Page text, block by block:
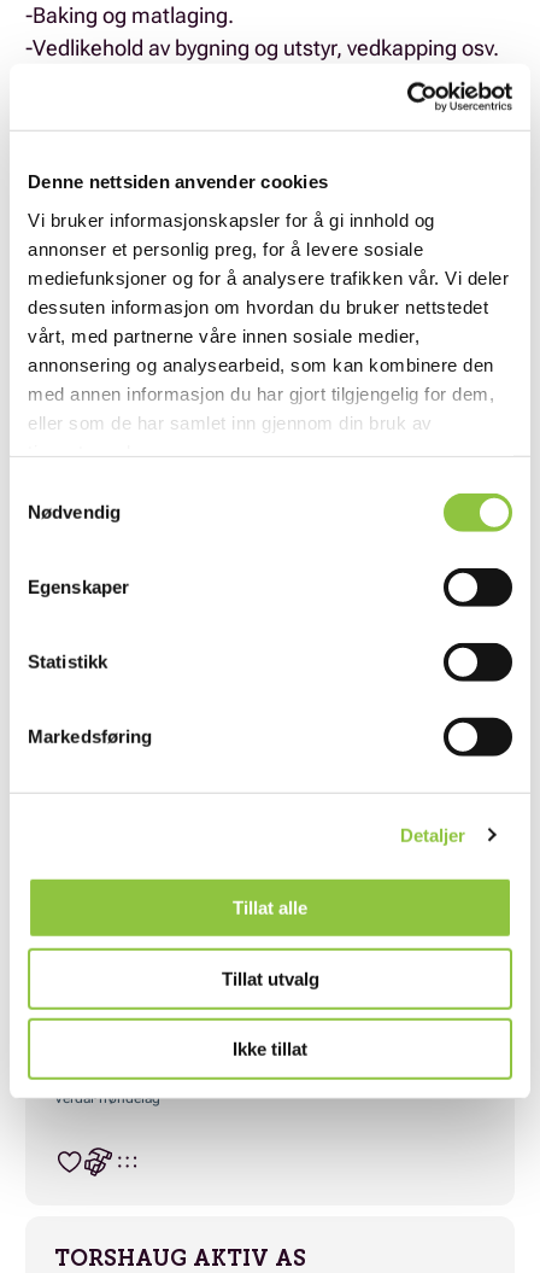
Denne nettsiden anvender cookies
Vi bruker informasjonskapsler for å gi innhold og
annonser et personlig preg, for å levere sosiale
mediefunksjoner og for å analysere trafikken vår. Vi deler
dessuten informasjon om hvordan du bruker nettstedet
vårt, med partnerne våre innen sosiale medier,
annonsering og analysearbeid, som kan kombinere den
med annen informasjon du har gjort tilgjengelig for dem,
eller som de har samlet inn gjennom din bruk av
Nødvendig
Egenskaper
Statistikk
Markedsføring
Detaljer
Tillat alle
Tillat utvalg
Ikke tillat
-Baking og matlaging.
-Vedlikehold av bygning og utstyr, vedkapping osv.
VerdalTrøndelag
TORSHAUG AKTIV AS